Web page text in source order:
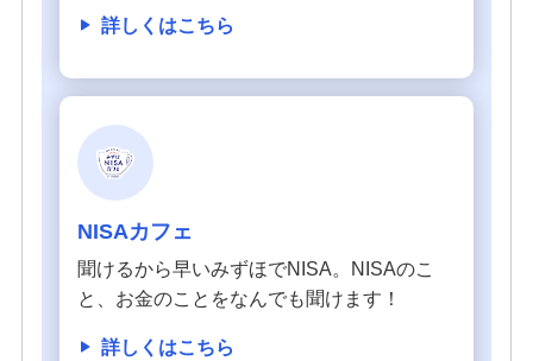
詳しくはこちら
NISAカフェ
聞けるから早いみずほでNISA。NISAのこ
と、お金のことをなんでも聞けます！
詳しくはこちら